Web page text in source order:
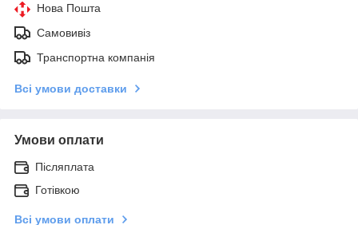
Нова Пошта
Самовивіз
Транспортна компанія
Всі умови доставки
Умови оплати
Післяплата
Готівкою
Всі умови оплати